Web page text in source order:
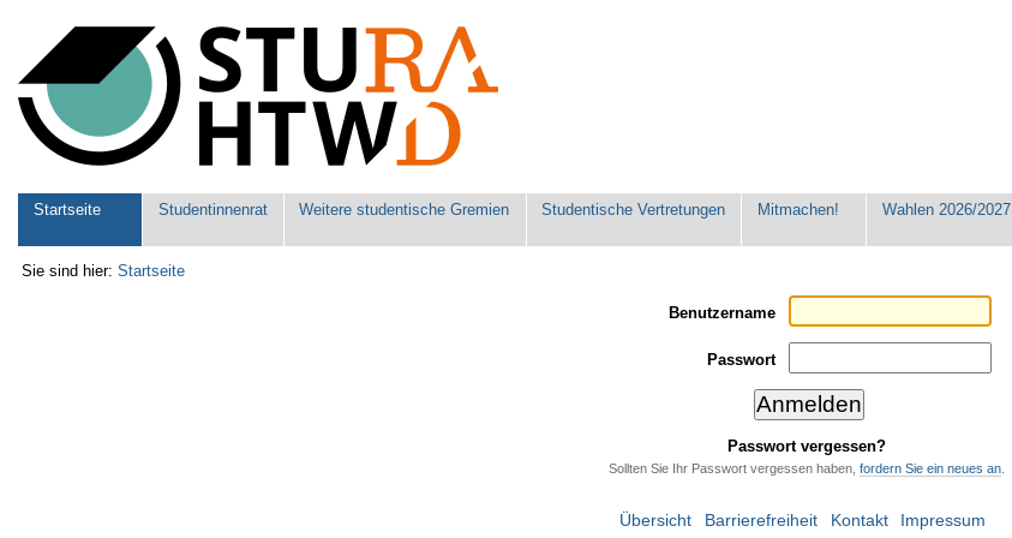
Werkzeuge
Sektionen
Startseite Studentinnenrat Weitere studentische Gremien Studentische Vertretungen Mitmachen! Wahlen 2026/2027
Sie sind hier: Startseite
Benutzername
Passwort
Passwort vergessen?
Sollten Sie Ihr Passwort vergessen haben, fordern Sie ein neues an.
Übersicht Barrierefreiheit Kontakt Impressum